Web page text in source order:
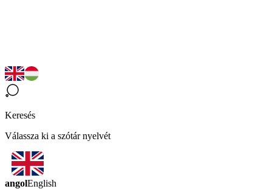
Keresés
Válassza ki a szótár nyelvét
angolEnglish